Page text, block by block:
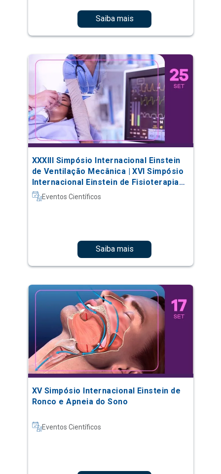
Saiba mais
XXXIII Simpósio Internacional Einstein
de Ventilação Mecânica | XVI Simpósio
Internacional Einstein de Fisioterapia
em Terapia Intensiva
Eventos Científicos
Saiba mais
XV Simpósio Internacional Einstein de
Ronco e Apneia do Sono
Eventos Científicos